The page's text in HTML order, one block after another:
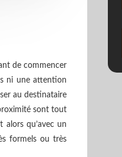
de commencer
ni une attention
au destinataire
sont tout
alors qu’avec un
formels ou très